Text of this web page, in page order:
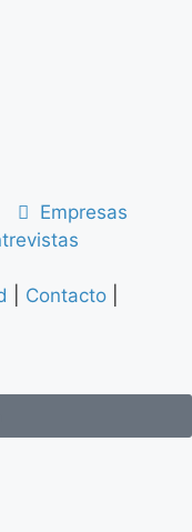
Empresas
Contacto